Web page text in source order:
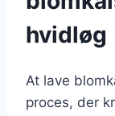
hvidløg
At lave
proces, der